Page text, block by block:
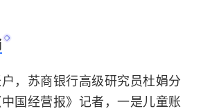
，苏商银行高级研究员杜娟分
国经营报》记者，一是儿童账